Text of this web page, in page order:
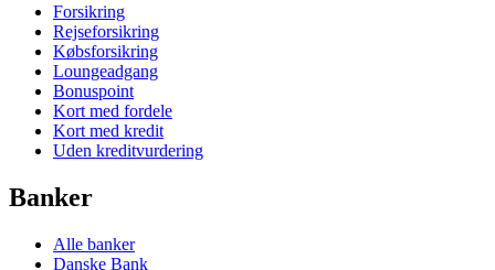
Forsikring
Rejseforsikring
Købsforsikring
Loungeadgang
Bonuspoint
Kort med fordele
Kort med kredit
Uden kreditvurdering
Banker
Alle banker
Danske Bank